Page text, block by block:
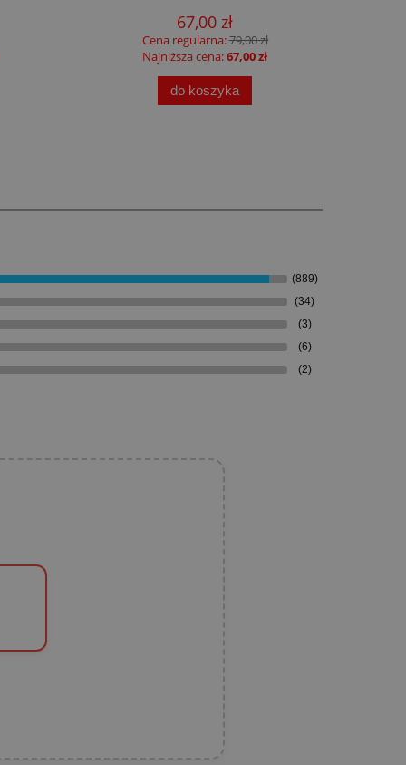
67,00 zł
Cena regularna:79,00 zł
Najniższa cena:67,00 zł
do koszyka
(889)
(34)
(3)
(6)
(2)